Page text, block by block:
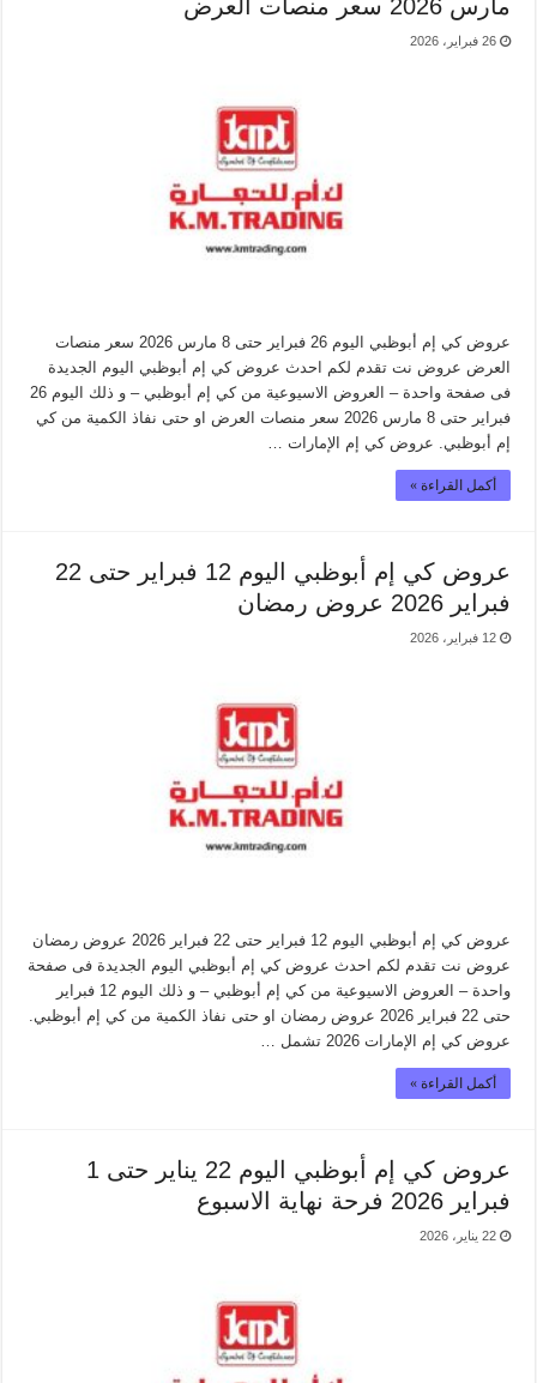
مارس 2026 سعر منصات العرض
26 فبراير، 2026
عروض كي إم أبوظبي اليوم 26 فبراير حتى 8 مارس 2026 سعر منصات
العرض عروض نت تقدم لكم احدث عروض كي إم أبوظبي اليوم الجديدة
فى صفحة واحدة – العروض الاسيوعية من كي إم أبوظبي – و ذلك اليوم 26
فبراير حتى 8 مارس 2026 سعر منصات العرض او حتى نفاذ الكمية من كي
إم أبوظبي. عروض كي إم الإمارات …
أكمل القراءة »
عروض كي إم أبوظبي اليوم 12 فبراير حتى 22
فبراير 2026 عروض رمضان
12 فبراير، 2026
عروض كي إم أبوظبي اليوم 12 فبراير حتى 22 فبراير 2026 عروض رمضان
عروض نت تقدم لكم احدث عروض كي إم أبوظبي اليوم الجديدة فى صفحة
واحدة – العروض الاسيوعية من كي إم أبوظبي – و ذلك اليوم 12 فبراير
حتى 22 فبراير 2026 عروض رمضان او حتى نفاذ الكمية من كي إم أبوظبي.
عروض كي إم الإمارات 2026 تشمل …
أكمل القراءة »
عروض كي إم أبوظبي اليوم 22 يناير حتى 1
فبراير 2026 فرحة نهاية الاسبوع
22 يناير، 2026